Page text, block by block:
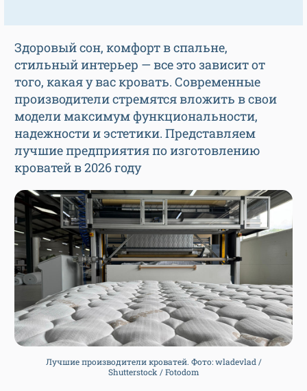
Здоровый сон, комфорт в спальне,
стильный интерьер — все это зависит от
того, какая у вас кровать. Современные
производители стремятся вложить в свои
модели максимум функциональности,
надежности и эстетики. Представляем
лучшие предприятия по изготовлению
кроватей в 2026 году
Лучшие производители кроватей. Фото: wladevlad /
Shutterstock / Fotodom